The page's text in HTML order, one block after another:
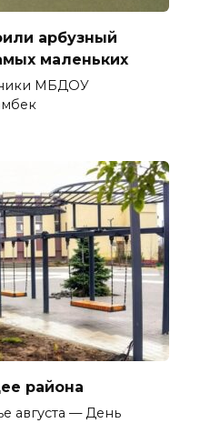
арбузный
маленьких
МБДОУ
района
августа — День